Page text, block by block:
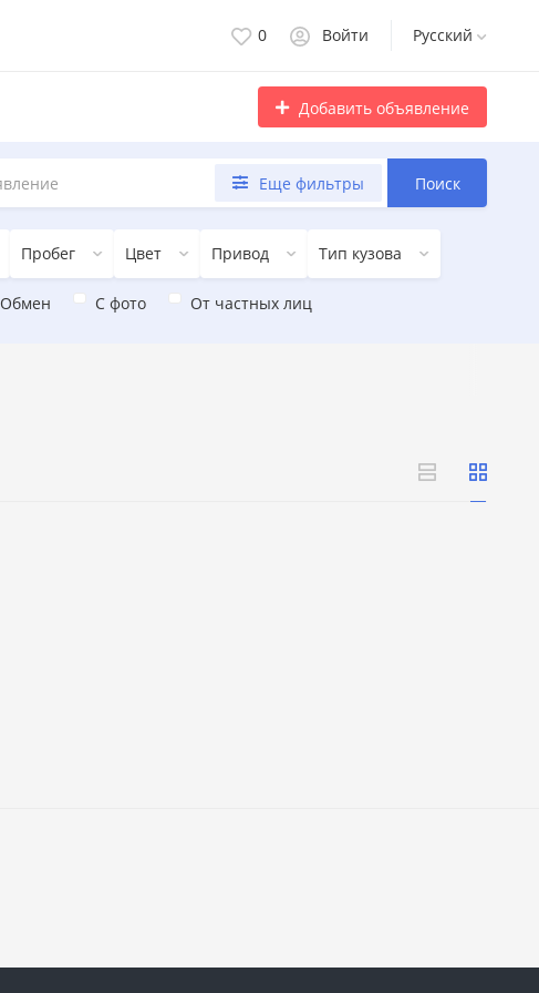
0 Войти Русский
Добавить объявление
Еще фильтры Поиск
Пробег Цвет Привод Тип кузова
Обмен С фото От частных лиц